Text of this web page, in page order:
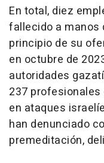
En total, diez
fallecido a manos
principio de su
en octubre de
autoridades
237
en ataques
han denunciado
premeditación,